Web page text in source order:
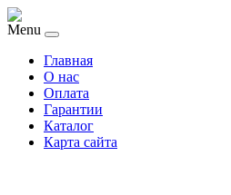
Menu
Главная
O нас
Оплата
Гарантии
Каталог
Карта сайта